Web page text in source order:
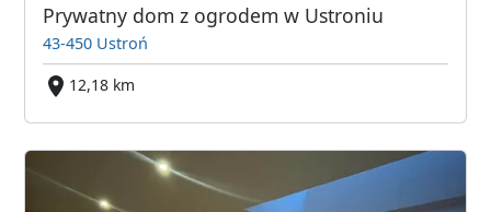
Prywatny dom z ogrodem w Ustroniu
43-450 Ustroń
12,18 km